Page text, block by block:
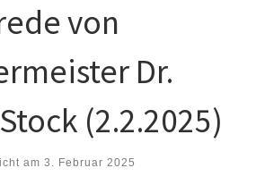
von
Dr.
(2.2.2025)
am 3. Februar 2025